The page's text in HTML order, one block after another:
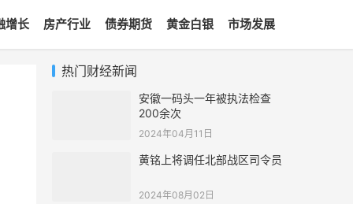
增长 房产行业 债券期货 黄金白银 市场发展
热门财经新闻
安徽一码头一年被执法检查
200余次
2024年04月11日
黄铭上将调任北部战区司令员
2024年08月02日